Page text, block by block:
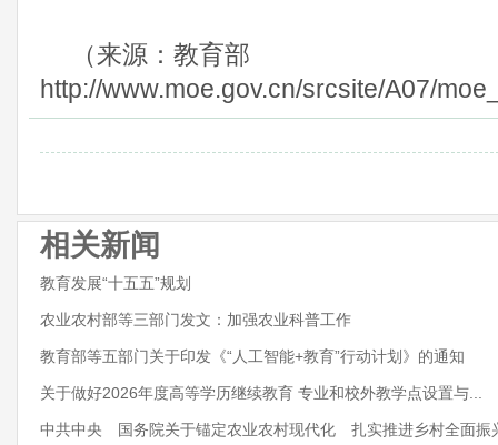
（来源：教育部
http://www.moe.gov.cn/srcsite/A07/
相关新闻
教育发展“十五五”规划
农业农村部等三部门发文：加强农业科普工作
教育部等五部门关于印发《“人工智能+教育”行动计划》的通知
关于做好2026年度高等学历继续教育 专业和校外教学点设置与...
中共中央 国务院关于锚定农业农村现代化 扎实推进乡村全面振